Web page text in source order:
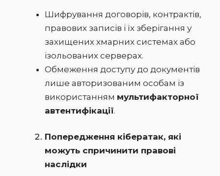
Шифрування договорів, контрактів,
правових записів і їх зберігання у
захищених хмарних системах або
ізольованих серверах.
Обмеження доступу до документів
лише авторизованим особам із
використанням мультифакторної
автентифікації.
Попередження кібератак, які
можуть спричинити правові
наслідки